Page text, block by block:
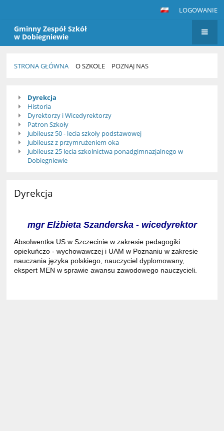
LOGOWANIE
Gminny Zespół Szkół
w Dobiegniewie
STRONA GŁÓWNA O SZKOLE POZNAJ NAS
Poznaj
nas
Dyrekcja
Historia
Dyrektorzy i Wicedyrektorzy
Patron Szkoły
Jubileusz 50 - lecia szkoły podstawowej
Jubileusz z przymrużeniem oka
Jubileusz 25 lecia szkolnictwa ponadgimnazjalnego w
Dobiegniewie
Dyrekcja
mgr Elżbieta Szanderska - wicedyrektor
Absolwentka US w Szczecinie w zakresie pedagogiki
opiekuńczo - wychowawczej i UAM w Poznaniu w zakresie
nauczania języka polskiego, nauczyciel dyplomowany,
ekspert MEN w sprawie awansu zawodowego nauczycieli.